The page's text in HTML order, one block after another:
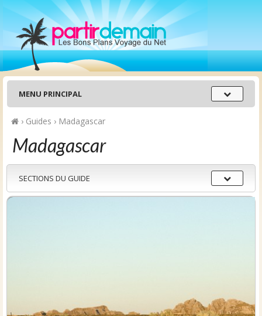
Menu
principal
MENU PRINCIPAL
› Guides › Madagascar
Madagascar
Sections
du
guide
SECTIONS DU GUIDE